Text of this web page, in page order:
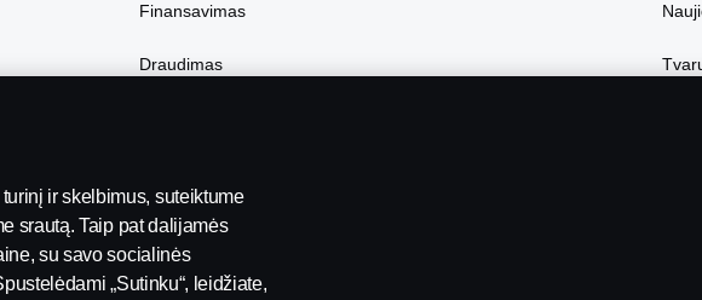
Finansavimas
Draudimas
ir skelbimus, suteiktume
srautą. Taip pat dalijamės
su savo socialinės
„Sutinku“, leidžiate,